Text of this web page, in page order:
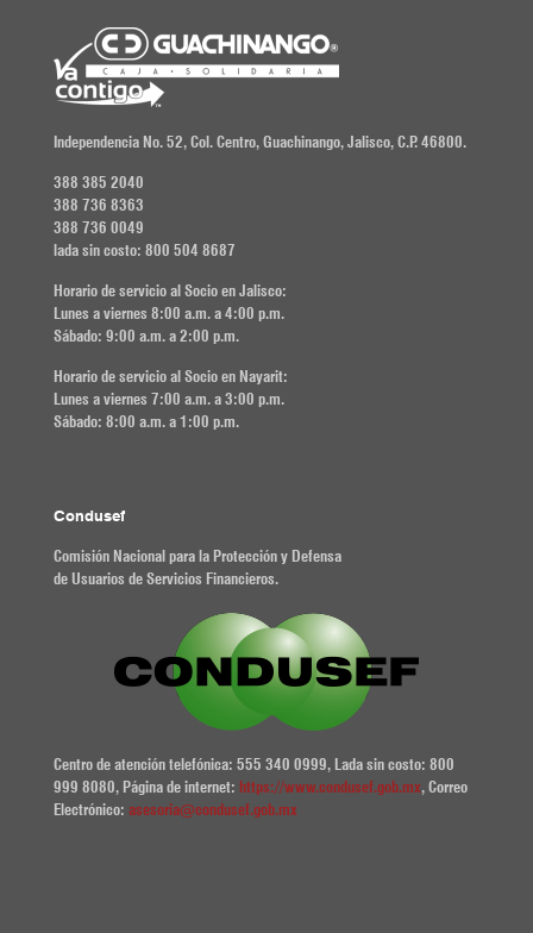
Independencia No. 52, Col. Centro, Guachinango, Jalisco, C.P. 46800.
388 385 2040
388 736 8363
388 736 0049
lada sin costo: 800 504 8687
Horario de servicio al Socio en Jalisco:
Lunes a viernes 8:00 a.m. a 4:00 p.m.
Sábado: 9:00 a.m. a 2:00 p.m.
Horario de servicio al Socio en Nayarit:
Lunes a viernes 7:00 a.m. a 3:00 p.m.
Sábado: 8:00 a.m. a 1:00 p.m.
Condusef
Comisión Nacional para la Protección y Defensa
de Usuarios de Servicios Financieros.
Centro de atención telefónica: 555 340 0999, Lada sin costo: 800
999 8080, Página de internet: https://www.condusef.gob.mx, Correo
Electrónico: asesoria@condusef.gob.mx